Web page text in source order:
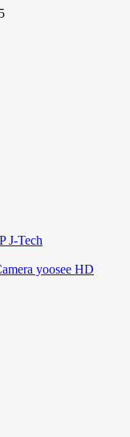
J-Tech
yoosee HD